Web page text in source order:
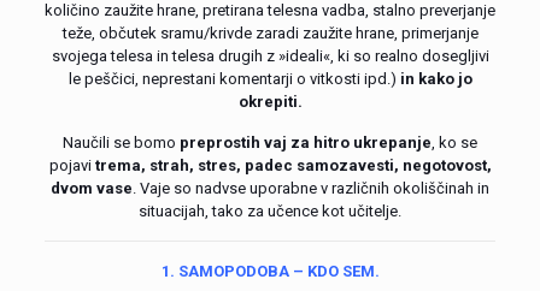
količino zaužite hrane, pretirana telesna vadba, stalno preverjanje
teže, občutek sramu/krivde zaradi zaužite hrane, primerjanje
svojega telesa in telesa drugih z »ideali«, ki so realno dosegljivi
le peščici, neprestani komentarji o vitkosti ipd.) in kako jo
okrepiti.
Naučili se bomo preprostih vaj za hitro ukrepanje, ko se
pojavi trema, strah, stres, padec samozavesti, negotovost,
dvom vase. Vaje so nadvse uporabne v različnih okoliščinah in
situacijah, tako za učence kot učitelje.
1. SAMOPODOBA – KDO SEM.